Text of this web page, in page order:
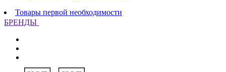
Товары первой необходимости
БРЕНДЫ